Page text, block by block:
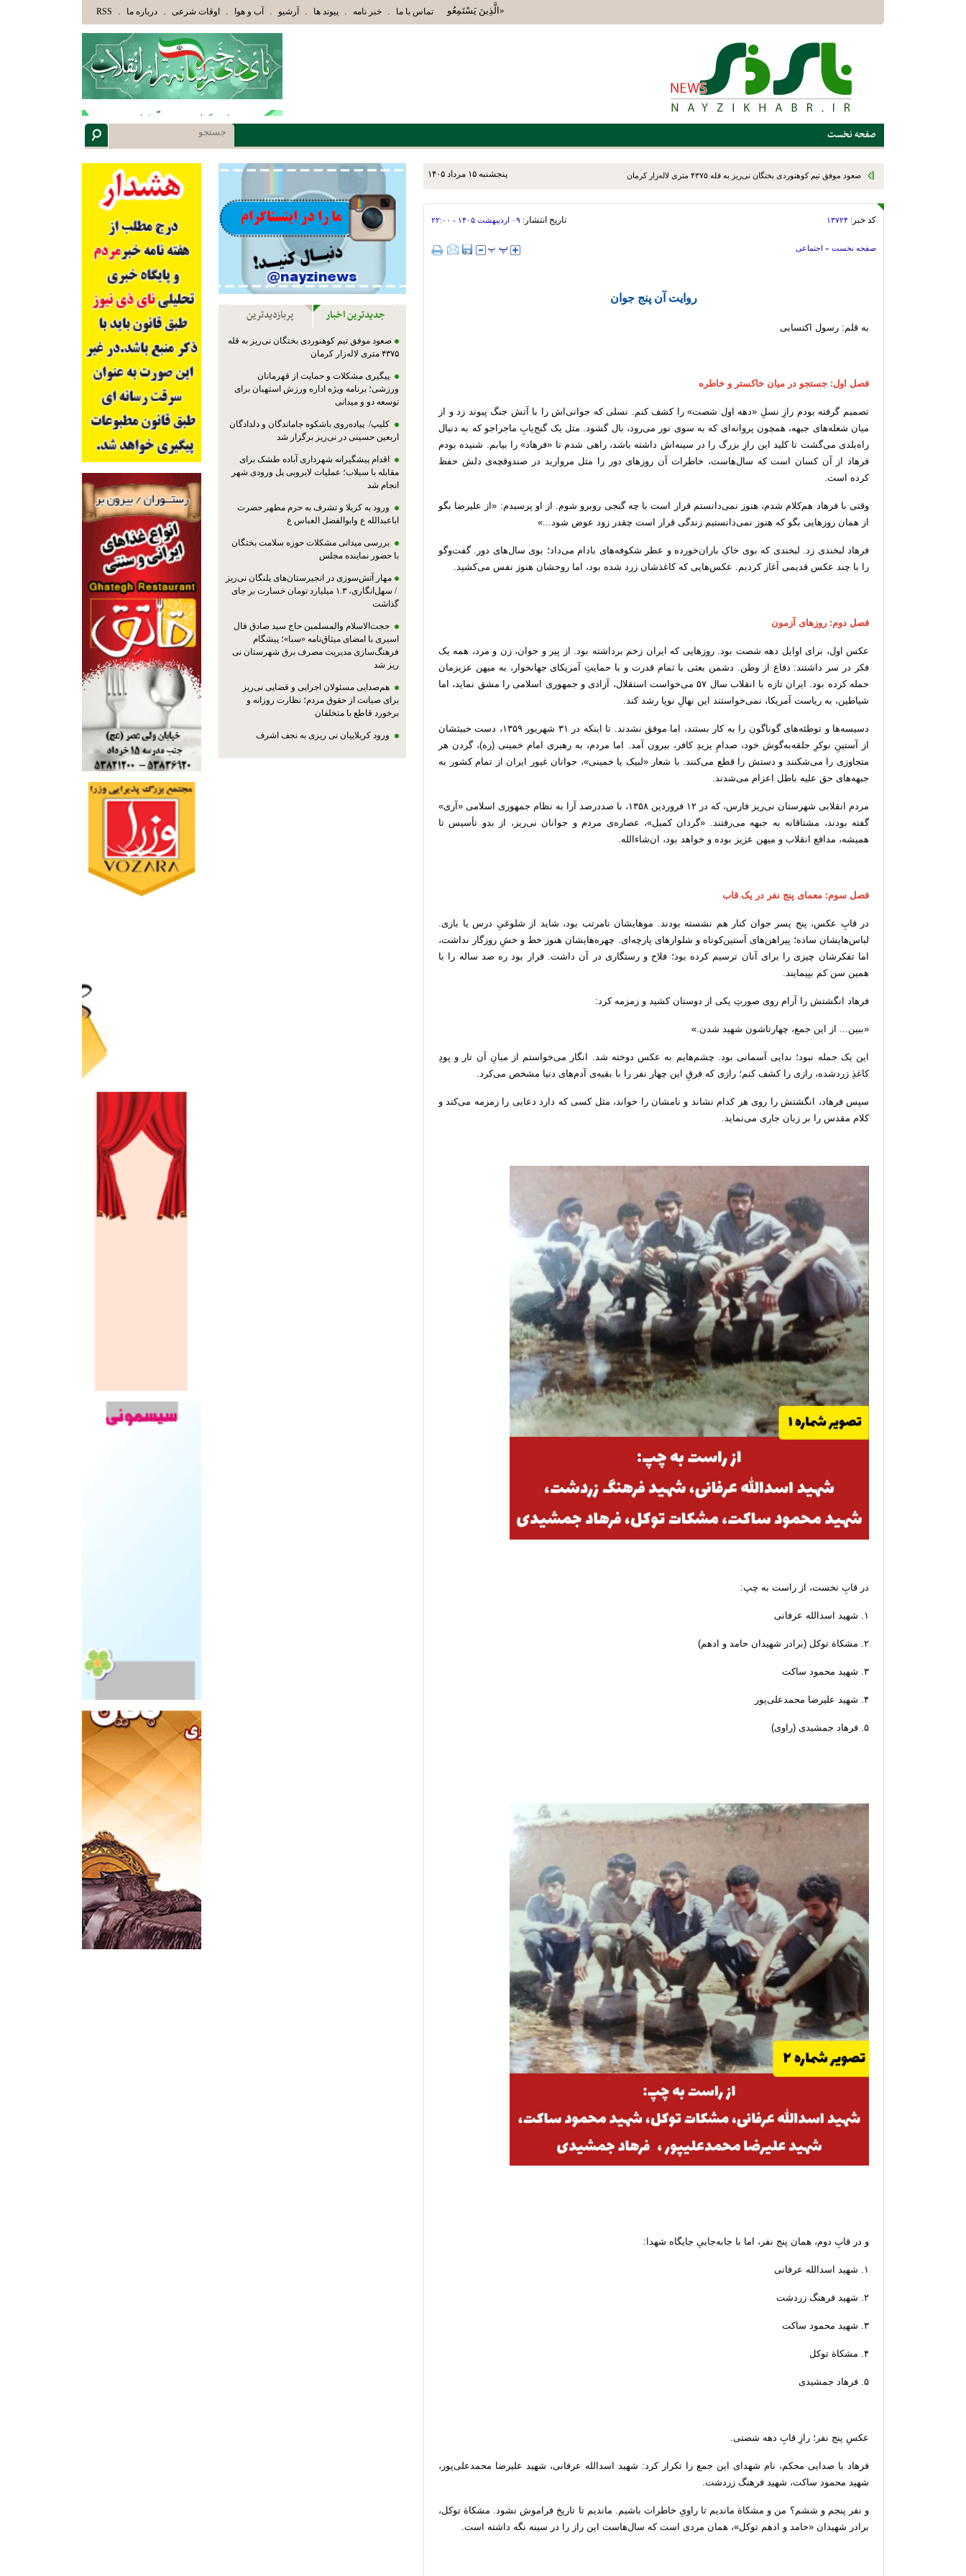
«الَّذِينَ يَسْتَمِعُونَ الْقَوْلَ فَيَتَّبِعُونَ أَحْسَنَهُ أُوْلَئِكَ الَّذِينَ هَدَاهُمُ اللَّهُ وَأُوْلَئِكَ هُمْ أُوْلُوا الْأَلْبَابِ» عاقلان هدایت یافته،حرفها را میشنوند و سپس
تماس با ما . خبر نامه . پیوند ها . آرشیو . آب و هوا . اوقات شرعی . درباره ما .
RSS
صفحه نخست
پنجشنبه ۱۵ مرداد ۱۴۰۵ صعود موفق تیم کوهنوردی بختگان نی‌ریز به قله ۴۳۷۵ متری لاله‌زار کرمان
کد خبر: ۱۳۷۲۴ تاریخ انتشار: ۰۹ ارديبهشت ۱۴۰۵ - ۲۲:۰۰
صفحه نخست » اجتماعی
روایت آن پنج جوان
به قلم: رسول اکتسابی
فصل اول: جستجو در میان خاکستر و خاطره
تصمیم گرفته بودم رازِ نسلِ «دهه اول شصت» را کشف کنم. نسلی که جوانی‌اش را با آتش جنگ پیوند زد و از
میان شعله‌های جبهه، همچون پروانه‌ای که به سوی نور می‌رود، بال گشود. مثل یک گنج‌یابِ ماجراجو که به دنبال
راه‌بلدی می‌گشت تا کلید این رازِ بزرگ را در سینه‌اش داشته باشد، راهی شدم تا «فرهاد» را بیابم. شنیده بودم
فرهاد از آن کسان است که سال‌هاست، خاطرات آن روزهای دور را مثل مروارید در صندوقچه‌ی دلش حفظ
کرده است.
وقتی با فرهاد هم‌کلام شدم، هنوز نمی‌دانستم قرار است با چه گنجی روبرو شوم. از او پرسیدم: «از علیرضا بگو
از همان روزهایی بگو که هنوز نمی‌دانستیم زندگی قرار است چقدر زود عوض شود...»
فرهاد لبخندی زد. لبخندی که بوی خاکِ باران‌خورده و عطر شکوفه‌های بادام می‌داد؛ بوی سال‌های دور. گفت‌وگو
را با چند عکس قدیمی آغاز کردیم. عکس‌هایی که کاغذشان زرد شده بود، اما روحشان هنوز نفس می‌کشید.
فصل دوم: روزهای آزمون
عکس اول، برای اوایل دهه شصت بود. روزهایی که ایران زخم برداشته بود. از پیر و جوان، زن و مرد، همه یک
فکر در سر داشتند: دفاع از وطن. دشمن بعثی با تمام قدرت و با حمایتِ آمریکای جهانخوار، به میهن عزیزمان
حمله کرده بود. ایران تازه با انقلاب سال ۵۷ می‌خواست استقلال، آزادی و جمهوری اسلامی را مشق نماید، اما
شیاطین، به ریاست آمریکا، نمی‌خواستند این نهالِ نوپا رشد کند.
دسیسه‌ها و توطئه‌های گوناگون را به کار بستند، اما موفق نشدند. تا اینکه در ۳۱ شهریور ۱۳۵۹، دست خبیثشان
از آستینِ نوکرِ حلقه‌به‌گوش خود، صدامِ یزیدِ کافر، بیرون آمد. اما مردم، به رهبری امام خمینی (ره)، گردن هر
متجاوزی را می‌شکنند و دستش را قطع می‌کنند. با شعار «لبیک یا خمینی»، جوانان غیور ایران از تمام کشور به
جبهه‌های حق علیه باطل اعزام می‌شدند.
مردم انقلابی شهرستان نی‌ریز فارس، که در ۱۲ فروردین ۱۳۵۸، با صددرصد آرا به نظام جمهوری اسلامی «آری»
گفته بودند، مشتاقانه به جبهه می‌رفتند. «گردان کمیل»، عصاره‌ی مردم و جوانان نی‌ریز، از بدو تأسیس تا
همیشه، مدافع انقلاب و میهن عزیز بوده و خواهد بود، ان‌شاءالله.
فصل سوم: معمای پنج نفر در یک قاب
در قابِ عکس، پنج پسر جوان کنار هم نشسته بودند. موهایشان نامرتب بود، شاید از شلوغیِ درس یا بازی.
لباس‌هایشان ساده؛ پیراهن‌های آستین‌کوتاه و شلوارهای پارچه‌ای. چهره‌هایشان هنوز خط و خشِ روزگار نداشت،
اما تفکرشان چیزی را برای آنان ترسیم کرده بود؛ فلاح و رستگاری در آن داشت. قرار بود ره صد ساله را با
همین سن کم بپیمایند.
فرهاد انگشتش را آرام روی صورتِ یکی از دوستان کشید و زمزمه کرد:
«ببین... از این جمع، چهارتاشون شهید شدن.»
این یک جمله نبود؛ ندایی آسمانی بود. چشم‌هایم به عکس دوخته شد. انگار می‌خواستم از میانِ آن تار و پودِ
کاغذِ زردشده، رازی را کشف کنم؛ رازی که فرقِ این چهار نفر را با بقیه‌ی آدم‌های دنیا مشخص می‌کرد.
سپس فرهاد، انگشتش را روی هر کدام نشاند و نامشان را خواند، مثل کسی که دارد دعایی را زمزمه می‌کند و
کلام مقدس را بر زبان جاری می‌نماید.
در قابِ نخست، از راست به چپ:
۱. شهید اسدالله عرفانی
۲. مشکاة توکل (برادر شهیدان حامد و ادهم)
۳. شهید محمود ساکت
۴. شهید علیرضا محمدعلی‌پور
۵. فرهاد جمشیدی (راوی)
و در قابِ دوم، همان پنج نفر، اما با جابه‌جاییِ جایگاه شهدا:
۱. شهید اسدالله عرفانی
۲. شهید فرهنگ زردشت
۳. شهید محمود ساکت
۴. مشکاة توکل
۵. فرهاد جمشیدی
عکسِ پنج نفر؛ رازِ قابِ دهه شصتی.
فرهاد با صدایی محکم، نام شهدای این جمع را تکرار کرد: شهید اسدالله عرفانی، شهید علیرضا محمدعلی‌پور،
شهید محمود ساکت، شهید فرهنگ زردشت.
و نفر پنجم و ششم؟ من و مشکاة ماندیم تا راویِ خاطرات باشیم. ماندیم تا تاریخ فراموش نشود. مشکاة توکل،
برادر شهیدان «حامد و ادهم توکل»، همان مردی است که سال‌هاست این راز را در سینه نگه داشته است.
جدیدترین اخبار پربازدیدترین
صعود موفق تیم کوهنوردی بختگان نی‌ریز به قله
۴۳۷۵ متری لاله‌زار کرمان
پیگیری مشکلات و حمایت از قهرمانان
ورزشی؛ برنامه ویژه اداره ورزش استهبان برای
توسعه دو و میدانی
کلیپ/ پیاده‌روی باشکوه جاماندگان و دلدادگان
اربعین حسینی در نی‌ریز برگزار شد
اقدام پیشگیرانه شهرداری آباده طشک برای
مقابله با سیلاب؛ عملیات لایروبی پل ورودی شهر
انجام شد
ورود به کربلا و تشرف به حرم مطهر حضرت
اباعبدالله ع وابوالفضل العباس ع
بررسی میدانی مشکلات حوزه سلامت بختگان
با حضور نماینده مجلس
مهار آتش‌سوزی در انجیرستان‌های پلنگان نی‌ریز
/ سهل‌انگاری، ۱.۳ میلیارد تومان خسارت بر جای
گذاشت
حجت‌الاسلام والمسلمین حاج سید صادق فال
اسیری با امضای میثاق‌نامه «سبا»؛ پیشگام
فرهنگ‌سازی مدیریت مصرف برق شهرستان نی
ریز شد
هم‌صدایی مسئولان اجرایی و قضایی نی‌ریز
برای صیانت از حقوق مردم؛ نظارت روزانه و
برخورد قاطع با متخلفان
ورود کربلاییان نی ریزی به نجف اشرف